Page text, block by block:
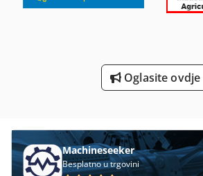
Strojevi I Alati Za Obradu Kamena
Strojevi Za Obrubljivanje
Oglasite ovdje
Machineseeker
Besplatno u trgovini